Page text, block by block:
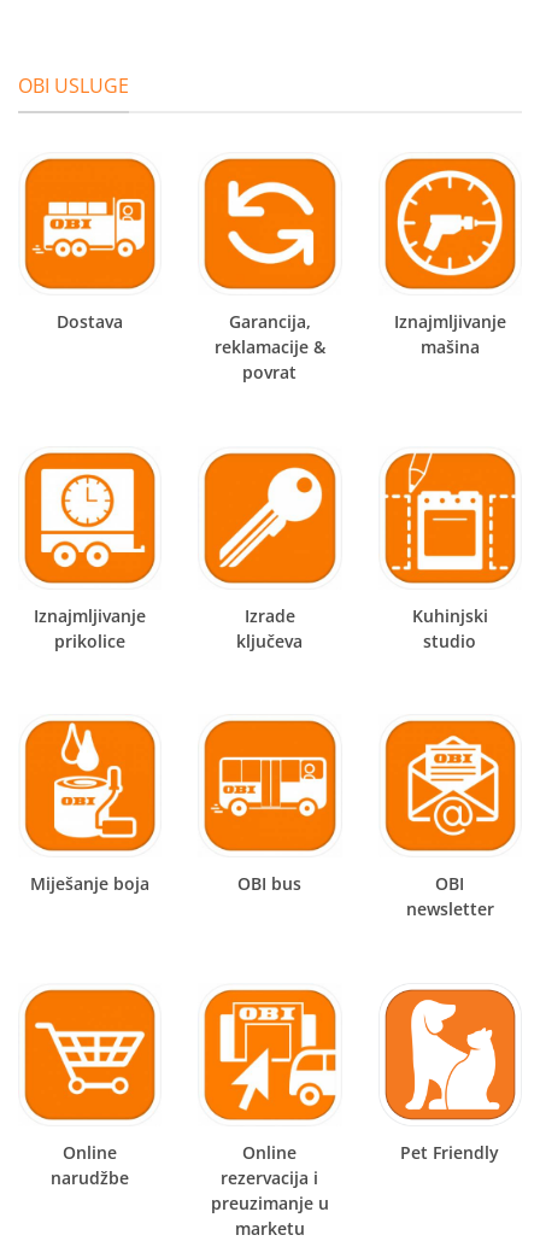
OBI USLUGE
Dostava
Garancija,
reklamacije &
povrat
Iznajmljivanje
mašina
Iznajmljivanje
prikolice
Izrade
ključeva
Kuhinjski
studio
Miješanje boja OBI bus
OBI
newsletter
Online
narudžbe
Online
rezervacija i
preuzimanje u
marketu
Pet Friendly